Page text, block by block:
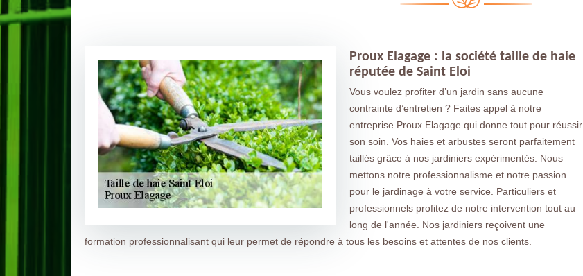
Proux Elagage : la société taille de haie
réputée de Saint Eloi
Vous voulez profiter d’un jardin sans aucune
contrainte d’entretien ? Faites appel à notre
entreprise Proux Elagage qui donne tout pour réussir
son soin. Vos haies et arbustes seront parfaitement
taillés grâce à nos jardiniers expérimentés. Nous
mettons notre professionnalisme et notre passion
pour le jardinage à votre service. Particuliers et
professionnels profitez de notre intervention tout au
long de l'année. Nos jardiniers reçoivent une
formation professionnalisant qui leur permet de répondre à tous les besoins et attentes de nos clients.